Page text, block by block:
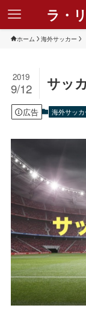
ラ・
ホーム 海外サッカー
サッ
2019
9/12
広告 海外サッカ